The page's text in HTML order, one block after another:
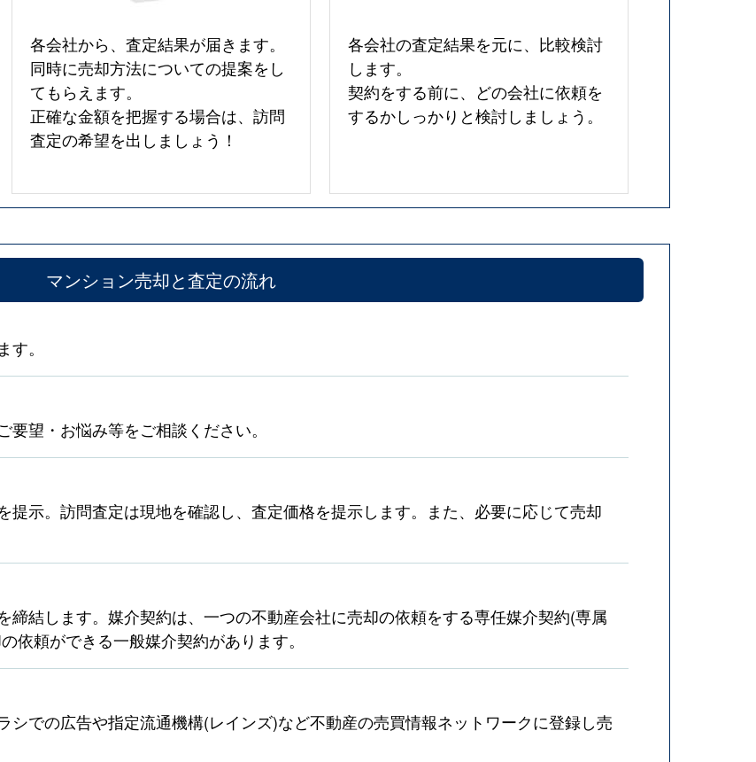
各会社から、査定結果が届きます。
同時に売却方法についての提案をし
てもらえます。
正確な金額を把握する場合は、訪問
査定の希望を出しましょう！
各会社の査定結果を元に、比較検討
します。
契約をする前に、どの会社に依頼を
するかしっかりと検討しましょう。
マンション売却と査定の流れ
。
望・お悩み等をご相談ください。
提示。訪問査定は現地を確認し、査定価格を提示します。また、必要に応じて売却
締結します。媒介契約は、一つの不動産会社に売却の依頼をする専任媒介契約(専属
依頼ができる一般媒介契約があります。
シでの広告や指定流通機構(レインズ)など不動産の売買情報ネットワークに登録し売